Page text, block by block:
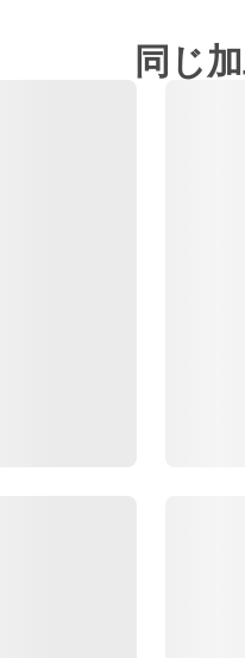
同じ